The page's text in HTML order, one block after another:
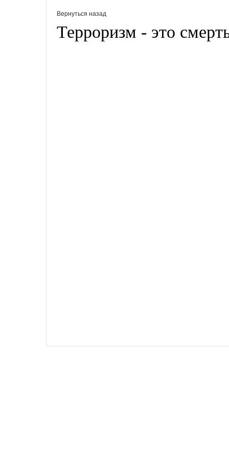
Вернуться назад
Терроризм - это